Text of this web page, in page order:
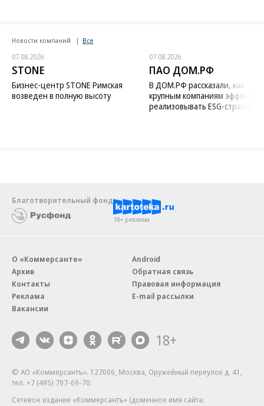
Новости компаний Все
07.08.2026
STONE
Бизнес-центр STONE Римская
возведен в полную высоту
07.08.2026
ПАО ДОМ.РФ
В ДОМ.РФ рассказали, как
крупным компаниям
реализовывать ESG-стратегию
Благотворительный фонд
18+ реклама
О «Коммерсанте»
Архив
Контакты
Реклама
Вакансии
Android
Обратная связь
Правовая информация
E-mail рассылки
18+
© АО «Коммерсантъ». 127006, Москва, Оружейный переулок д. 41,
тел. +7 (495) 797-69-70.
Сетевое издание «Коммерсантъ» (доменное имя сайта: